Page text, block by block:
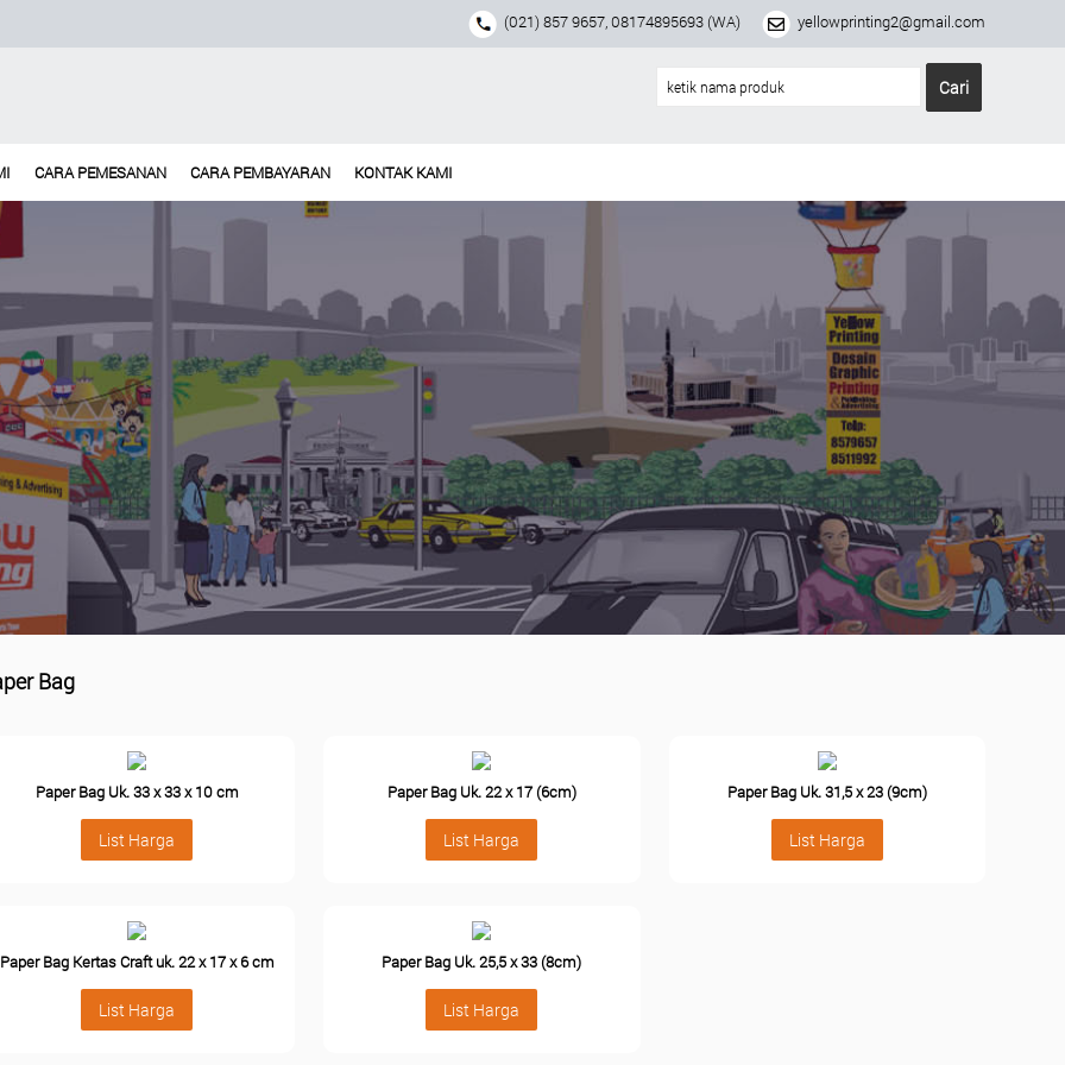
(021) 857 9657, 08174895693 (WA) yellowprinting2@gmail.com
CARA PEMESANAN CARA PEMBAYARAN KONTAK KAMI
Bag
Paper Bag Uk. 33 x 33 x 10 cm
List Harga
Paper Bag Kertas Craft uk. 22 x 17 x 6 cm
List Harga
Paper Bag Uk. 22 x 17 (6cm)
List Harga
Paper Bag Uk. 25,5 x 33 (8cm)
List Harga
Paper Bag Uk. 31,5 x 23 (9cm)
List Harga